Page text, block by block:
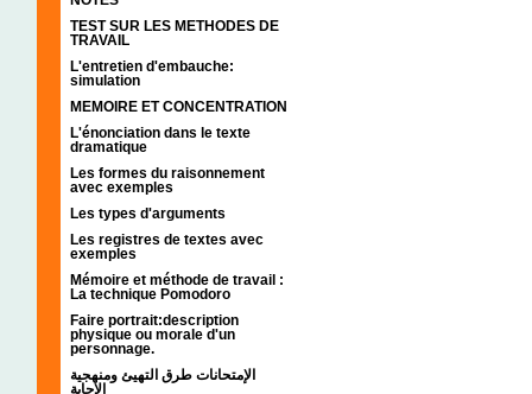
TEST SUR LES METHODES DE
TRAVAIL
L'entretien d'embauche:
simulation
MEMOIRE ET CONCENTRATION
L'énonciation dans le texte
dramatique
Les formes du raisonnement
avec exemples
Les types d'arguments
Les registres de textes avec
exemples
Mémoire et méthode de travail :
La technique Pomodoro
Faire portrait:description
physique ou morale d'un
personnage.
الإمتحانات طرق التهيئ ومنهجية
الإجابة